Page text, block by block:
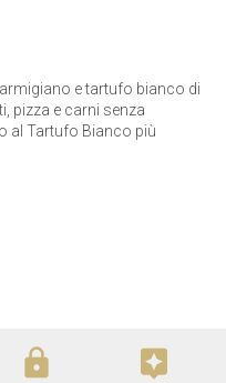
e tartufo bianco di
pizza e carni senza
al Tartufo Bianco più
lock assistant